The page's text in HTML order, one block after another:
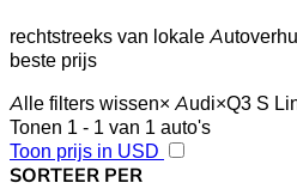
rechtstreeks van lokale
beste prijs
Alle filters wissen× Audi×Q3 S
Tonen 1 - 1 van 1 auto's
Toon prijs in USD
SORTEER PER